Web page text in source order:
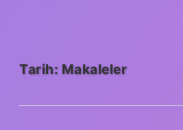
Tarih: Makaleler